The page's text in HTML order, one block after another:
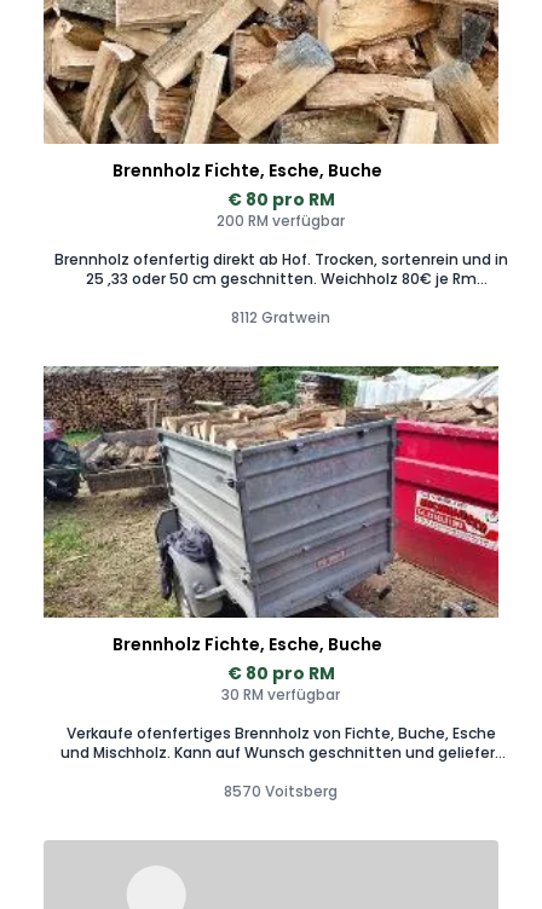
Brennholz Fichte, Esche, Buche
€ 80 pro RM
200 RM verfügbar
Brennholz ofenfertig direkt ab Hof. Trocken, sortenrein und in
25 ,33 oder 50 cm geschnitten. Weichholz 80€ je Rm
je Rm Auf Wunschlänge geschnitten . Die Preise beziehen
(Preis ist Kilometer abhängig) Wir verkaufen ausschließlich
Holz aus eigener Bewirtschaftung bzw von Wäldern aus
unmittelbarer Umgebung. Heimische Qualität und kurze
Transportwege sind uns ein besonderes Anliegen.
8112 Gratwein
Brennholz Fichte, Esche, Buche
€ 80 pro RM
30 RM verfügbar
Verkaufe ofenfertiges Brennholz von Fichte, Buche, Esche
und Mischholz. Kann auf Wunsch geschnitten und geliefert
Zuschlag schneiden 10€ pro RM Lieferung nach Vereinbarung
8570 Voitsberg